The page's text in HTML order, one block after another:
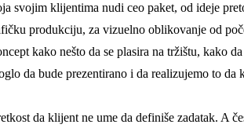
svojim klijentima nudi ceo paket, od ideje
produkciju, za vizuelno oblikovanje od
kako nešto da se plasira na tržištu, kako
da bude prezentirano i da realizujemo to
da klijent ne ume da definiše zadatak. A